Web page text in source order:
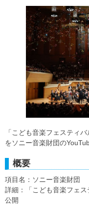
「こども音楽フェスティ
をソニー音楽財団の
概要
項目名：ソニー音楽財団
詳細：「こども音楽フェ
公開